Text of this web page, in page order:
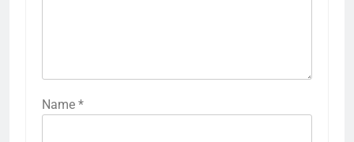
Name *